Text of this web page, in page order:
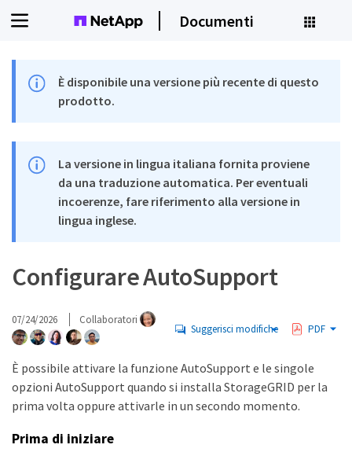
Documenti
È disponibile una versione più recente di questo
prodotto.
La versione in lingua italiana fornita proviene
da una traduzione automatica. Per eventuali
incoerenze, fare riferimento alla versione in
lingua inglese.
Configurare AutoSupport
07/24/2026 Collaboratori
Suggerisci modifiche PDF
È possibile attivare la funzione AutoSupport e le singole
opzioni AutoSupport quando si installa StorageGRID per la
prima volta oppure attivarle in un secondo momento.
Prima di iniziare